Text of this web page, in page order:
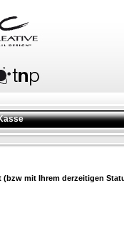
(bzw mit Ihrem derzeitigen